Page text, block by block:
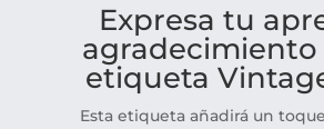
Expresa tu
agradecimiento
etiqueta
Esta etiqueta añadirá un